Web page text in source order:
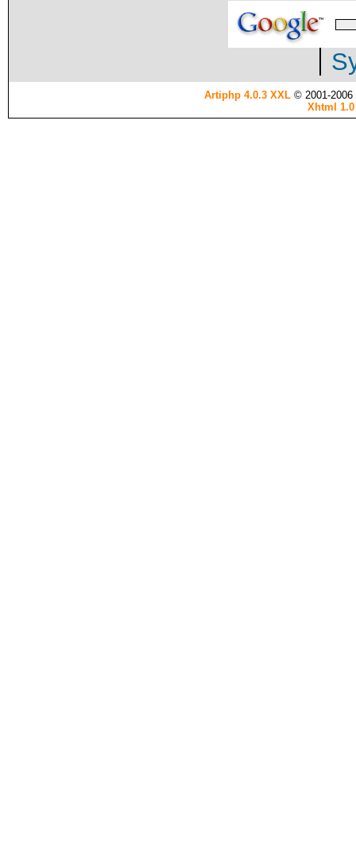
Artiphp 4.0.3 XXL © 2001-
Xhtml